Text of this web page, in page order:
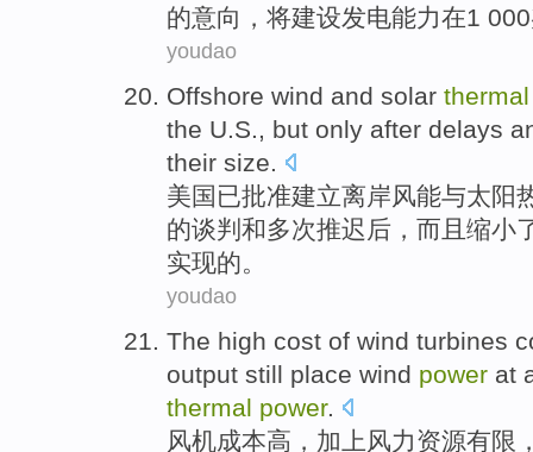
的意向 ， 将建设发电能力在1 000
youdao
Offshore wind and solar
the U.S., but only after delays
their size.
美国 已批准建立离岸风能与太阳
的谈判 和多次推迟 后，而且缩小
实现的。
youdao
The high cost of wind turbines
output still place wind power at
thermal power.
风机成本高 ， 加上 风力资源有限